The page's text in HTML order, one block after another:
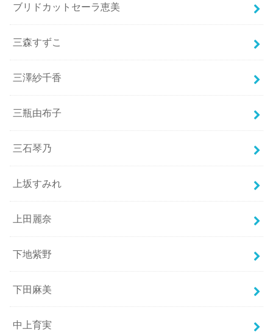
ブリドカットセーラ恵美
三森すずこ
三澤紗千香
三瓶由布子
三石琴乃
上坂すみれ
上田麗奈
下地紫野
下田麻美
中上育実